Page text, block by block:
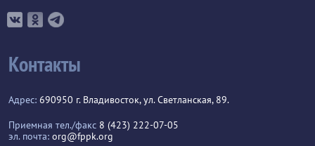
Контакты
Адрес: 690950 г. Владивосток, ул. Светланская, 89.
Приемная тел./факс 8 (423) 222-07-05
эл. почта: org@fppk.org